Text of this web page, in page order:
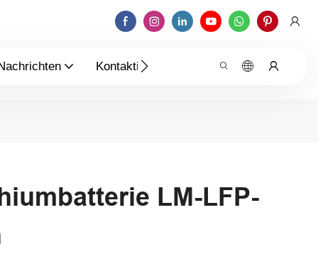
Kontaktieren Sie Uns
LM-LFP-